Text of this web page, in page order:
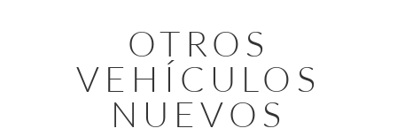
OTROS
VEHÍCULOS
NUEVOS